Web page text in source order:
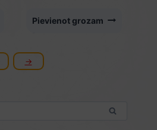
Pievienot grozam
→